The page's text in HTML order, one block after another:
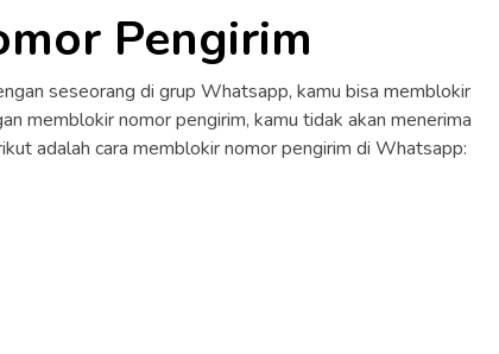
Pengirim
seseorang di grup Whatsapp, kamu bisa memblokir
memblokir nomor pengirim, kamu tidak akan menerima
adalah cara memblokir nomor pengirim di Whatsapp: